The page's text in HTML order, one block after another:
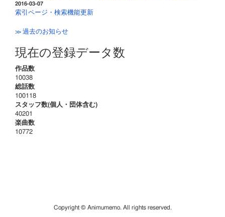
2016-03-07
索引ページ・検索機能更新
≫ 過去のお知らせ
現在の登録データ数
作品数
10038
総話数
100118
スタッフ数(個人・団体含む)
40201
楽曲数
10772
Copyright © Animumemo. All rights reserved.